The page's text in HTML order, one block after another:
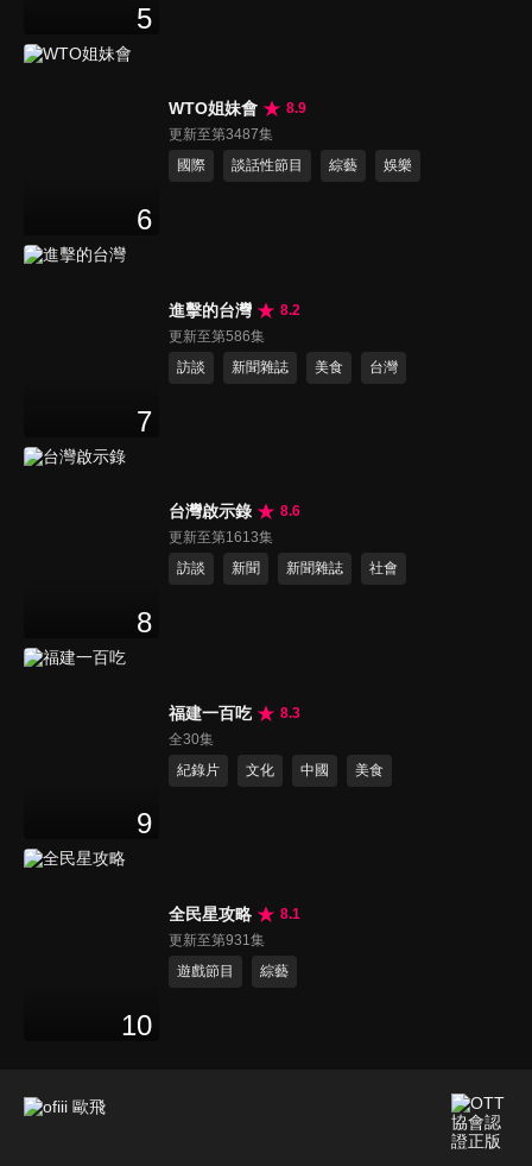
5
6
WTO姐妹會
8.9
更新至第3487集
國際
談話性節目 綜藝 娛樂
7
進擊的台灣
8.2
更新至第586集
訪談
新聞雜誌 美食 台灣
8
台灣啟示錄
8.6
更新至第1613集
訪談
新聞 新聞雜誌 社會
9
福建一百吃
8.3
全30集
紀錄片
文化 中國 美食
10
全民星攻略
8.1
更新至第931集
遊戲節目
綜藝